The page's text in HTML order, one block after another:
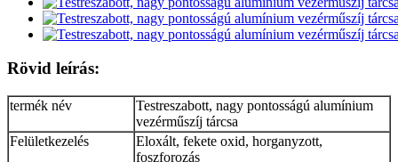
Rövid leírás:
termék név
Testreszabott, nagy pontosságú alumínium
vezérműszíj tárcsa
Felületkezelés
Eloxált, fekete oxid, horganyzott,
foszforozás